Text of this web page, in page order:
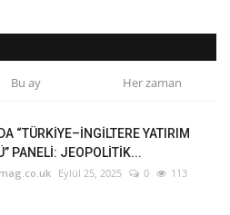
Bu ay Her zaman
“TÜRKİYE–İNGİLTERE YATIRIM
PANELİ: JEOPOLİTİK...
Eylül 25, 2025 0 113